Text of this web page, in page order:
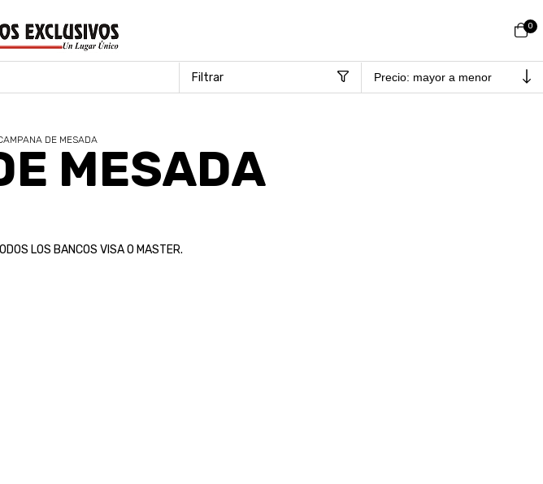
0
Filtrar
DE MESADA
MESADA
LOS BANCOS VISA O MASTER.